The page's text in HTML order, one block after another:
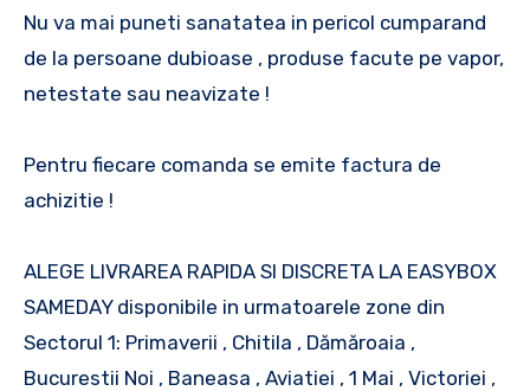
Nu va mai puneti sanatatea in pericol cumparand
de la persoane dubioase , produse facute pe vapor,
netestate sau neavizate !
Pentru fiecare comanda se emite factura de
achizitie !
ALEGE LIVRAREA RAPIDA SI DISCRETA LA EASYBOX
SAMEDAY disponibile in urmatoarele zone din
Sectorul 1: Primaverii , Chitila , Dămăroaia ,
Bucurestii Noi , Baneasa , Aviatiei , 1 Mai , Victoriei ,